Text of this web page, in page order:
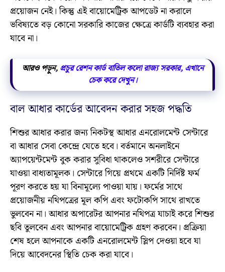
প্রয়োজন নেই। কিন্তু এই বায়োমেট্রিক আপডেট না করালে
ভবিষ্যতে বড় কোনো সরকারি কাজের ক্ষেত্রে কার্ডটি ব্যবহার করা
যাবে না।
আরও পড়ুন, প্রচুর রেশন কার্ড বাতিল কলো রাজ্য সরকার, এখানে
চেক করে দেখুন।
বাল আধার কার্ডের আবেদন করার সহজ পদ্ধতি
শিশুর আধার করার জন্য নিকটস্থ আধার এনরোলমেন্ট সেন্টারে
বা আধার সেবা কেন্দ্রে যেতে হবে। বর্তমানে অনলাইনে
অ্যাপয়েন্টমেন্ট বুক করার সুবিধা থাকলেও সশরীরে সেন্টারে
যাওয়া বাধ্যতামূলক। সেন্টারে গিয়ে প্রথমে একটি নির্দিষ্ট ফর্ম
পূরণ করতে হয় যা বিনামূল্যে পাওয়া যায়। ফর্মের সাথে
প্রয়োজনীয় নথিপত্রের মূল কপি এবং ফটোকপি সাথে রাখতে
ভুলবেন না। আধার অপারেটর আপনার নথিপত্র যাচাই করে শিশুর
ছবি তুলবেন এবং আপনার বায়োমেট্রিক গ্রহণ করবেন। প্রক্রিয়া
শেষ হলে আপনাকে একটি এনরোলমেন্ট স্লিপ দেওয়া হবে যা
দিয়ে আবেদনের স্থিতি চেক করা যাবে।